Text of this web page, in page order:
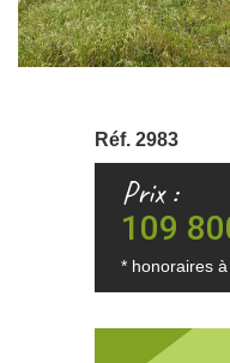
Réf. 2983
Prix :
109
€
109800
* honoraires